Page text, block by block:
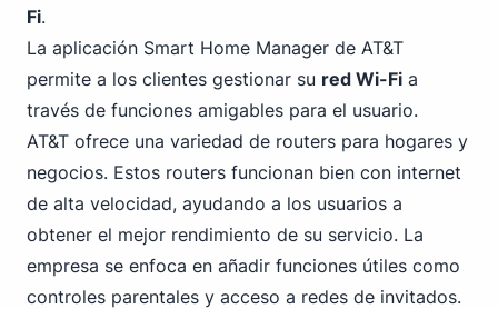
Fi.
La aplicación Smart Home Manager de AT&T
permite a los clientes gestionar su red Wi-Fi a
través de funciones amigables para el usuario.
AT&T ofrece una variedad de routers para hogares y
negocios. Estos routers funcionan bien con internet
de alta velocidad, ayudando a los usuarios a
obtener el mejor rendimiento de su servicio. La
empresa se enfoca en añadir funciones útiles como
controles parentales y acceso a redes de invitados.